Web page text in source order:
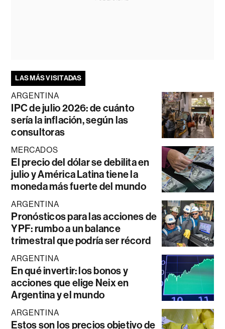
LAS MÁS VISITADAS
ARGENTINA
IPC de julio 2026: de cuánto
sería la inflación, según las
consultoras
MERCADOS
El precio del dólar se debilita en
julio y América Latina tiene la
moneda más fuerte del mundo
ARGENTINA
Pronósticos para las acciones de
YPF: rumbo a un balance
trimestral que podría ser récord
ARGENTINA
En qué invertir: los bonos y
acciones que elige Neix en
Argentina y el mundo
ARGENTINA
Estos son los precios objetivo de